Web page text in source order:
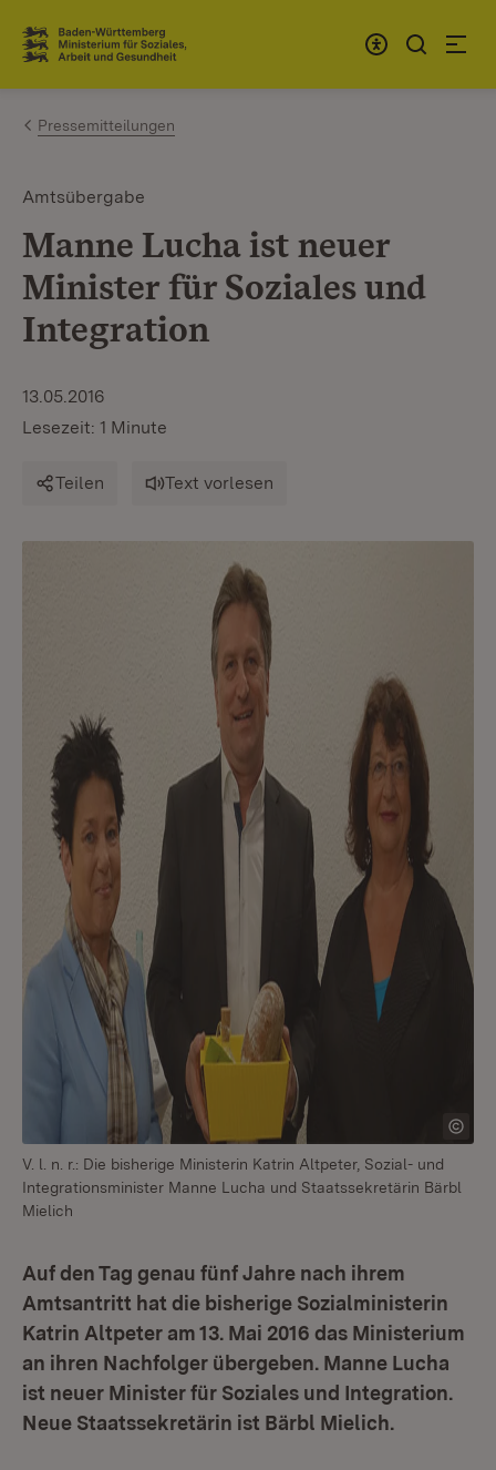
Zum Inhalt springen
Link zur Startseite
Pressemitteilungen
Amtsübergabe
Manne Lucha ist neuer
Minister für Soziales und
Integration
13.05.2016
Lesezeit: 1 Minute
Teilen Text vorlesen
V. l. n. r.: Die bisherige Ministerin Katrin Altpeter, Sozial- und
Integrationsminister Manne Lucha und Staatssekretärin Bärbl
Mielich
Auf den Tag genau fünf Jahre nach ihrem
Amtsantritt hat die bisherige Sozialministerin
Katrin Altpeter am 13. Mai 2016 das Ministerium
an ihren Nachfolger übergeben. Manne Lucha
ist neuer Minister für Soziales und Integration.
Neue Staatssekretärin ist Bärbl Mielich.